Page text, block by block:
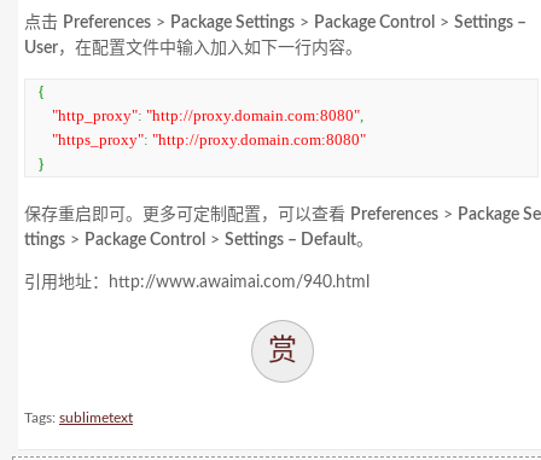
点击 Preferences > Package Settings > Package Control > Settings –
User，在配置文件中输入加入如下一行内容。
{
"http_proxy": "http://proxy.domain.com:8080"
"https_proxy": "http://proxy.domain.com:8080"
}
保存重启即可。更多可定制配置，可以查看 Preferences > Package Se
ttings > Package Control > Settings – Default。
引用地址：http://www.awaimai.com/940.html
赏
Tags: sublimetext